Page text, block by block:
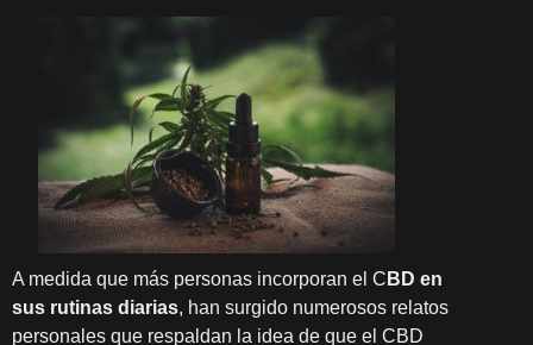
A medida que más personas incorporan el C BD en
sus rutinas diarias, han surgido numerosos relatos
personales que respaldan la idea de que el CBD